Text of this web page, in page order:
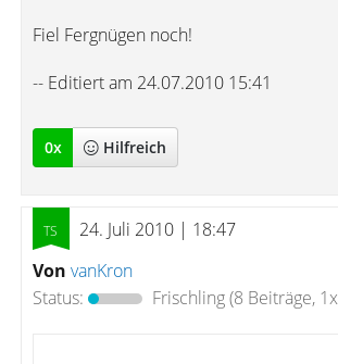
Fiel Fergnügen noch!
-- Editiert am 24.07.2010 15:41
0x Hilfreich
24. Juli 2010 | 18:47
Von vanKron
Status:
Frischling(8 Beiträge,